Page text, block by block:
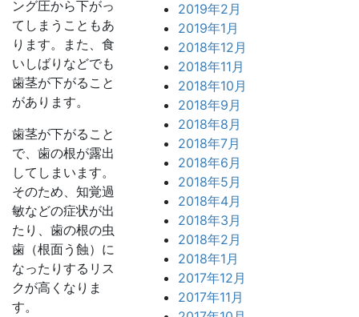
ング圧から下がっ
てしまうこともあ
ります。また、食
いしばりなどでも
歯茎が下がること
があります。
歯茎が下がること
で、歯の根が露出
してしまいます。
そのため、知覚過
敏などの症状が出
たり、歯の根の虫
歯（根面う蝕）に
なったりするリス
クが高くなりま
す。
2019年2月
2019年1月
2018年12月
2018年11月
2018年10月
2018年9月
2018年8月
2018年7月
2018年6月
2018年5月
2018年4月
2018年3月
2018年2月
2018年1月
2017年12月
2017年11月